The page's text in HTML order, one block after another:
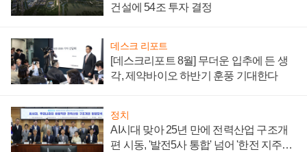
건설에 54조 투자 결정
데스크 리포트
[데스크리포트 8월] 무더운 입추에 든 생
각, 제약바이오 하반기 훈풍 기대한다
정치
AI시대 맞아 25년 만에 전력산업 구조개
편 시동, '발전5사 통합' 넘어 '한전 지주사'